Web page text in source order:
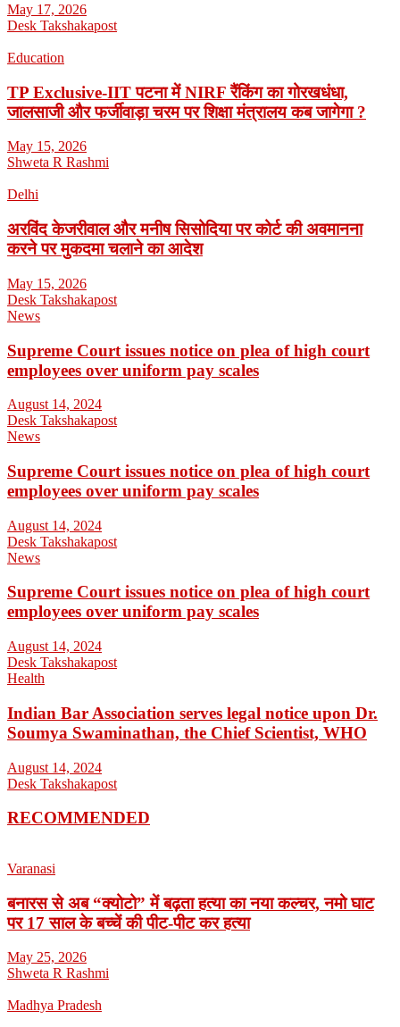
May 17, 2026
Desk Takshakapost
Education
TP Exclusive-IIT पटना में NIRF रैंकिंग का गोरखधंधा,
जालसाजी और फर्जीवाड़ा चरम पर शिक्षा मंत्रालय कब जागेगा ?
May 15, 2026
Shweta R Rashmi
Delhi
अरविंद केजरीवाल और मनीष सिसोदिया पर कोर्ट की अवमानना
करने पर मुकदमा चलाने का आदेश
May 15, 2026
Desk Takshakapost
News
Supreme Court issues notice on plea of high court
employees over uniform pay scales
August 14, 2024
Desk Takshakapost
News
Supreme Court issues notice on plea of high court
employees over uniform pay scales
August 14, 2024
Desk Takshakapost
News
Supreme Court issues notice on plea of high court
employees over uniform pay scales
August 14, 2024
Desk Takshakapost
Health
Indian Bar Association serves legal notice upon Dr.
Soumya Swaminathan, the Chief Scientist, WHO
August 14, 2024
Desk Takshakapost
RECOMMENDED
Varanasi
बनारस से अब “क्योटो” में बढ़ता हत्या का नया कल्चर, नमो घाट
पर 17 साल के बच्चें की पीट-पीट कर हत्या
May 25, 2026
Shweta R Rashmi
Madhya Pradesh